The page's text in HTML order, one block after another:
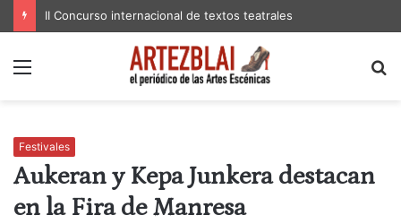
II Concurso internacional de textos teatrales
Menú
Festivales
Aukeran y Kepa Junkera destacan
en la Fira de Manresa